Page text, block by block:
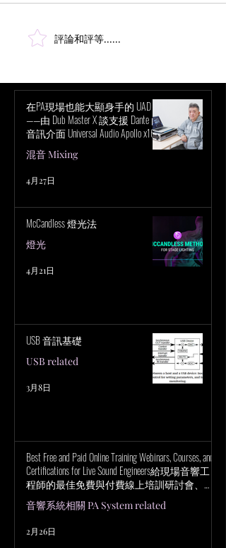
[如果你錯過了我們系列文章
裡。] 干擾檢測 在系統設置階
這篇文章中，我們將探討一些
最常見的干擾例子。請注意，
你的掃描結果可能同時包含多
種這些元素。我們在這裡以
廣...
評論和評等......
在PA現場也能大顯身手的 UAD！
——由 Dub Master X 談支援 Dante 的
音訊介面 Universal Audio Apollo x16D
的魅力
混音 Mixing
4月27日
McCandless 燈光法
燈光
4月21日
USB 音訊基礎
USB related
3月8日
Best Free and Paid Online Training Webinars, Courses, and
Certifications for Live Sound Engineers給現場音響工
程師的最佳免費與付費線上培訓研討會、課
程與認證
音響系統相關 PA System related
2月26日